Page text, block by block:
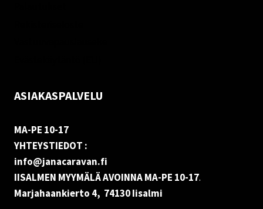
ASIAKASPALVELU
MA-PE 10-17
YHTEYSTIEDOT :
info@janacaravan.fi
IISALMEN MYYMÄLÄ AVOINNA MA-PE 10-17.
Marjahaankierto 4, 74130 Iisalmi